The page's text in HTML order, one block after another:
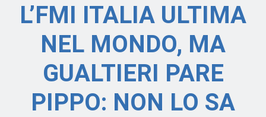
L’FMI ITALIA ULTIMA
NEL MONDO, MA
GUALTIERI PARE
PIPPO: NON LO SA